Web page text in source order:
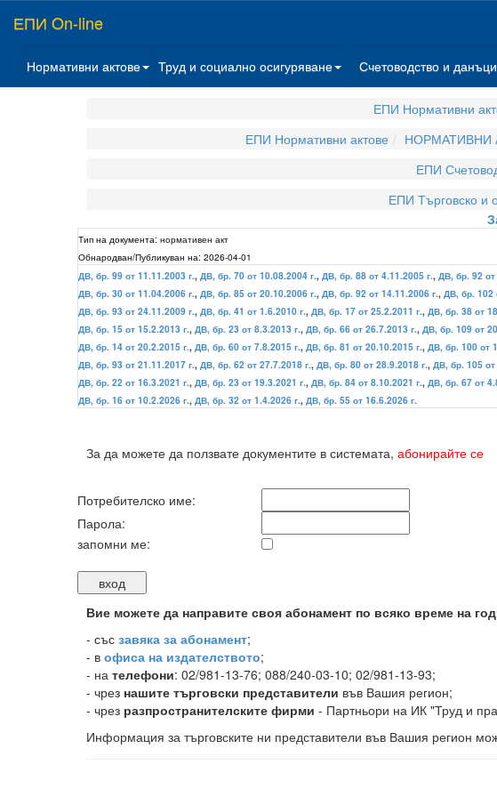
ЕПИ On-line
Нормативни актове Труд и социално осигуряване Счетоводство и данъци
ЕПИ Нормативни
ЕПИ Нормативни актове
НОРМАТИВНИ
ЕПИ
ЕПИ Търговско и
Тип на документа: нормативен акт
Обнародван/Публикуван на: 2026-04-01
ДВ, бр. 99 от 11.11.2003 г., ДВ, бр. 70 от 10.08.2004 г., ДВ, бр. 88 от 4.11.2005 г., ДВ, бр. 92 от
ДВ, бр. 30 от 11.04.2006 г., ДВ, бр. 85 от 20.10.2006 г., ДВ, бр. 92 от 14.11.2006 г., ДВ, бр. 102
ДВ, бр. 93 от 24.11.2009 г., ДВ, бр. 41 от 1.6.2010 г., ДВ, бр. 17 от 25.2.2011 г., ДВ, бр. 38 от
ДВ, бр. 15 от 15.2.2013 г., ДВ, бр. 23 от 8.3.2013 г., ДВ, бр. 66 от 26.7.2013 г., ДВ, бр. 109 от
ДВ, бр. 14 от 20.2.2015 г., ДВ, бр. 60 от 7.8.2015 г., ДВ, бр. 81 от 20.10.2015 г., ДВ, бр. 100 от
ДВ, бр. 93 от 21.11.2017 г., ДВ, бр. 62 от 27.7.2018 г., ДВ, бр. 80 от 28.9.2018 г., ДВ, бр. 105
ДВ, бр. 22 от 16.3.2021 г., ДВ, бр. 23 от 19.3.2021 г., ДВ, бр. 84 от 8.10.2021 г., ДВ, бр. 67 от
ДВ, бр. 16 от 10.2.2026 г., ДВ, бр. 32 от 1.4.2026 г., ДВ, бр. 55 от 16.6.2026 г.
За да можете да ползвате документите в системата, абонирайте се
Потребителско име:
Парола:
запомни ме:
Вие можете да направите своя абонамент по всяко време на
- със завяка за абонамент;
- в офиса на издателството;
- на телефони: 02/981-13-76; 088/240-03-10; 02/981-13-93;
- чрез нашите търговски представители във Вашия регион;
- чрез разпространителските фирми - Партньори на ИК "Труд и
Информация за търговските ни представители във Вашия регион